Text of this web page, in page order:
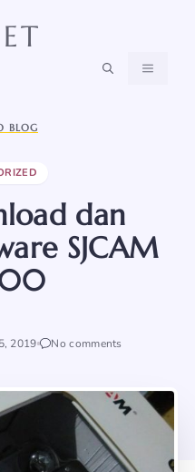
MENU
BLOG
dan
SJCAM
2019 No comments